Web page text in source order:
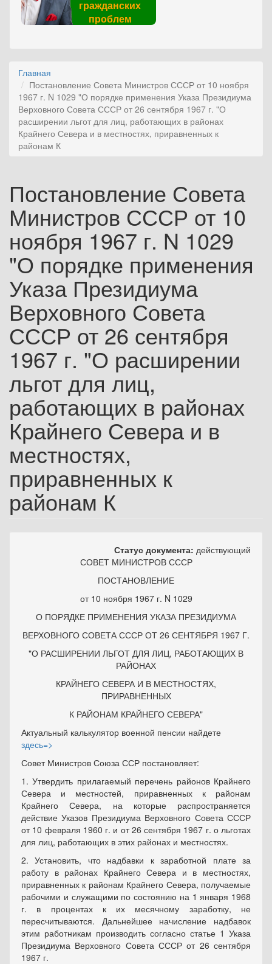
гражданских
проблем
Главная
Постановление Совета Министров СССР от 10 ноября
1967 г. N 1029 "О порядке применения Указа Президиума
Верховного Совета СССР от 26 сентября 1967 г. "О
расширении льгот для лиц, работающих в районах
Крайнего Севера и в местностях, приравненных к
районам К
Постановление Совета
Министров СССР от 10
ноября 1967 г. N 1029
"О порядке применения
Указа Президиума
Верховного Совета
СССР от 26 сентября
1967 г. "О расширении
льгот для лиц,
работающих в районах
Крайнего Севера и в
местностях,
приравненных к
районам К
Статус документа: действующий
СОВЕТ МИНИСТРОВ СССР
ПОСТАНОВЛЕНИЕ
от 10 ноября 1967 г. N 1029
О ПОРЯДКЕ ПРИМЕНЕНИЯ УКАЗА ПРЕЗИДИУМА
ВЕРХОВНОГО СОВЕТА СССР ОТ 26 СЕНТЯБРЯ 1967 Г.
"О РАСШИРЕНИИ ЛЬГОТ ДЛЯ ЛИЦ, РАБОТАЮЩИХ В
РАЙОНАХ
КРАЙНЕГО СЕВЕРА И В МЕСТНОСТЯХ,
ПРИРАВНЕННЫХ
К РАЙОНАМ КРАЙНЕГО СЕВЕРА"
Актуальный калькулятор военной пенсии найдете
здесь=>
Совет Министров Союза ССР постановляет:
1. Утвердить прилагаемый перечень районов Крайнего
Севера и местностей, приравненных к районам
Крайнего Севера, на которые распространяется
действие Указов Президиума Верховного Совета СССР
от 10 февраля 1960 г. и от 26 сентября 1967 г. о льготах
для лиц, работающих в этих районах и местностях.
2. Установить, что надбавки к заработной плате за
работу в районах Крайнего Севера и в местностях,
приравненных к районам Крайнего Севера, получаемые
рабочими и служащими по состоянию на 1 января 1968
г. в процентах к их месячному заработку, не
пересчитываются. Дальнейшее начисление надбавок
этим работникам производить согласно статье 1 Указа
Президиума Верховного Совета СССР от 26 сентября
1967 г.